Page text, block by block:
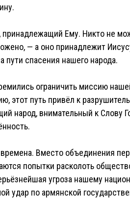
принадлежащий Ему. Никто не
— а оно принадлежит
спасения нашего народа.
ограничить миссию
этот путь привёл к
народ, внимательный к Слову
Вместо объединения
попытки расколоть
угроза нашему
удар по армянской